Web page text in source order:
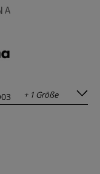
+ 1 Größe